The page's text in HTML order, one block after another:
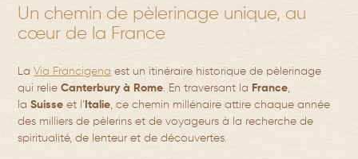
Un chemin de pèlerinage unique, au
cœur de la France
LaVia Francigena est un itinéraire historique de pèlerinage
qui relieCanterbury à Rome. En traversant la France,
laSuisse et l’ Italie, ce chemin millénaire attire chaque année
des milliers de pèlerins et de voyageurs à la recherche de
spiritualité, de lenteur et de découvertes.